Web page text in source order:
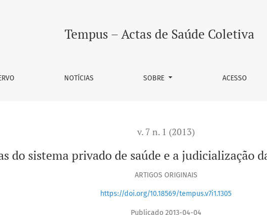
de saúde e a judicialização da saúde no Distrito Federal
Tempus – Actas de Saúde Coletiva
NOTÍCIAS SOBRE ACESSO
v. 7 n. 1 (2013)
do sistema privado de saúde e a judicialização
ARTIGOS ORIGINAIS
https://doi.org/10.18569/tempus.v7i1.1305
Publicado 2013-04-04